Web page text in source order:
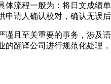
流程一般为：将日文成
请人确认校对，确认无误后
且至关重要的事务，涉
翻译公司进行规范化处